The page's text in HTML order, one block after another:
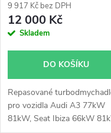
9 917 Kč bez DPH
12 000 Kč
Skladem
DO KOŠÍKU
Repasované
pro vozidla Audi A3 77kW
81kW, Seat Ibiza 66kW